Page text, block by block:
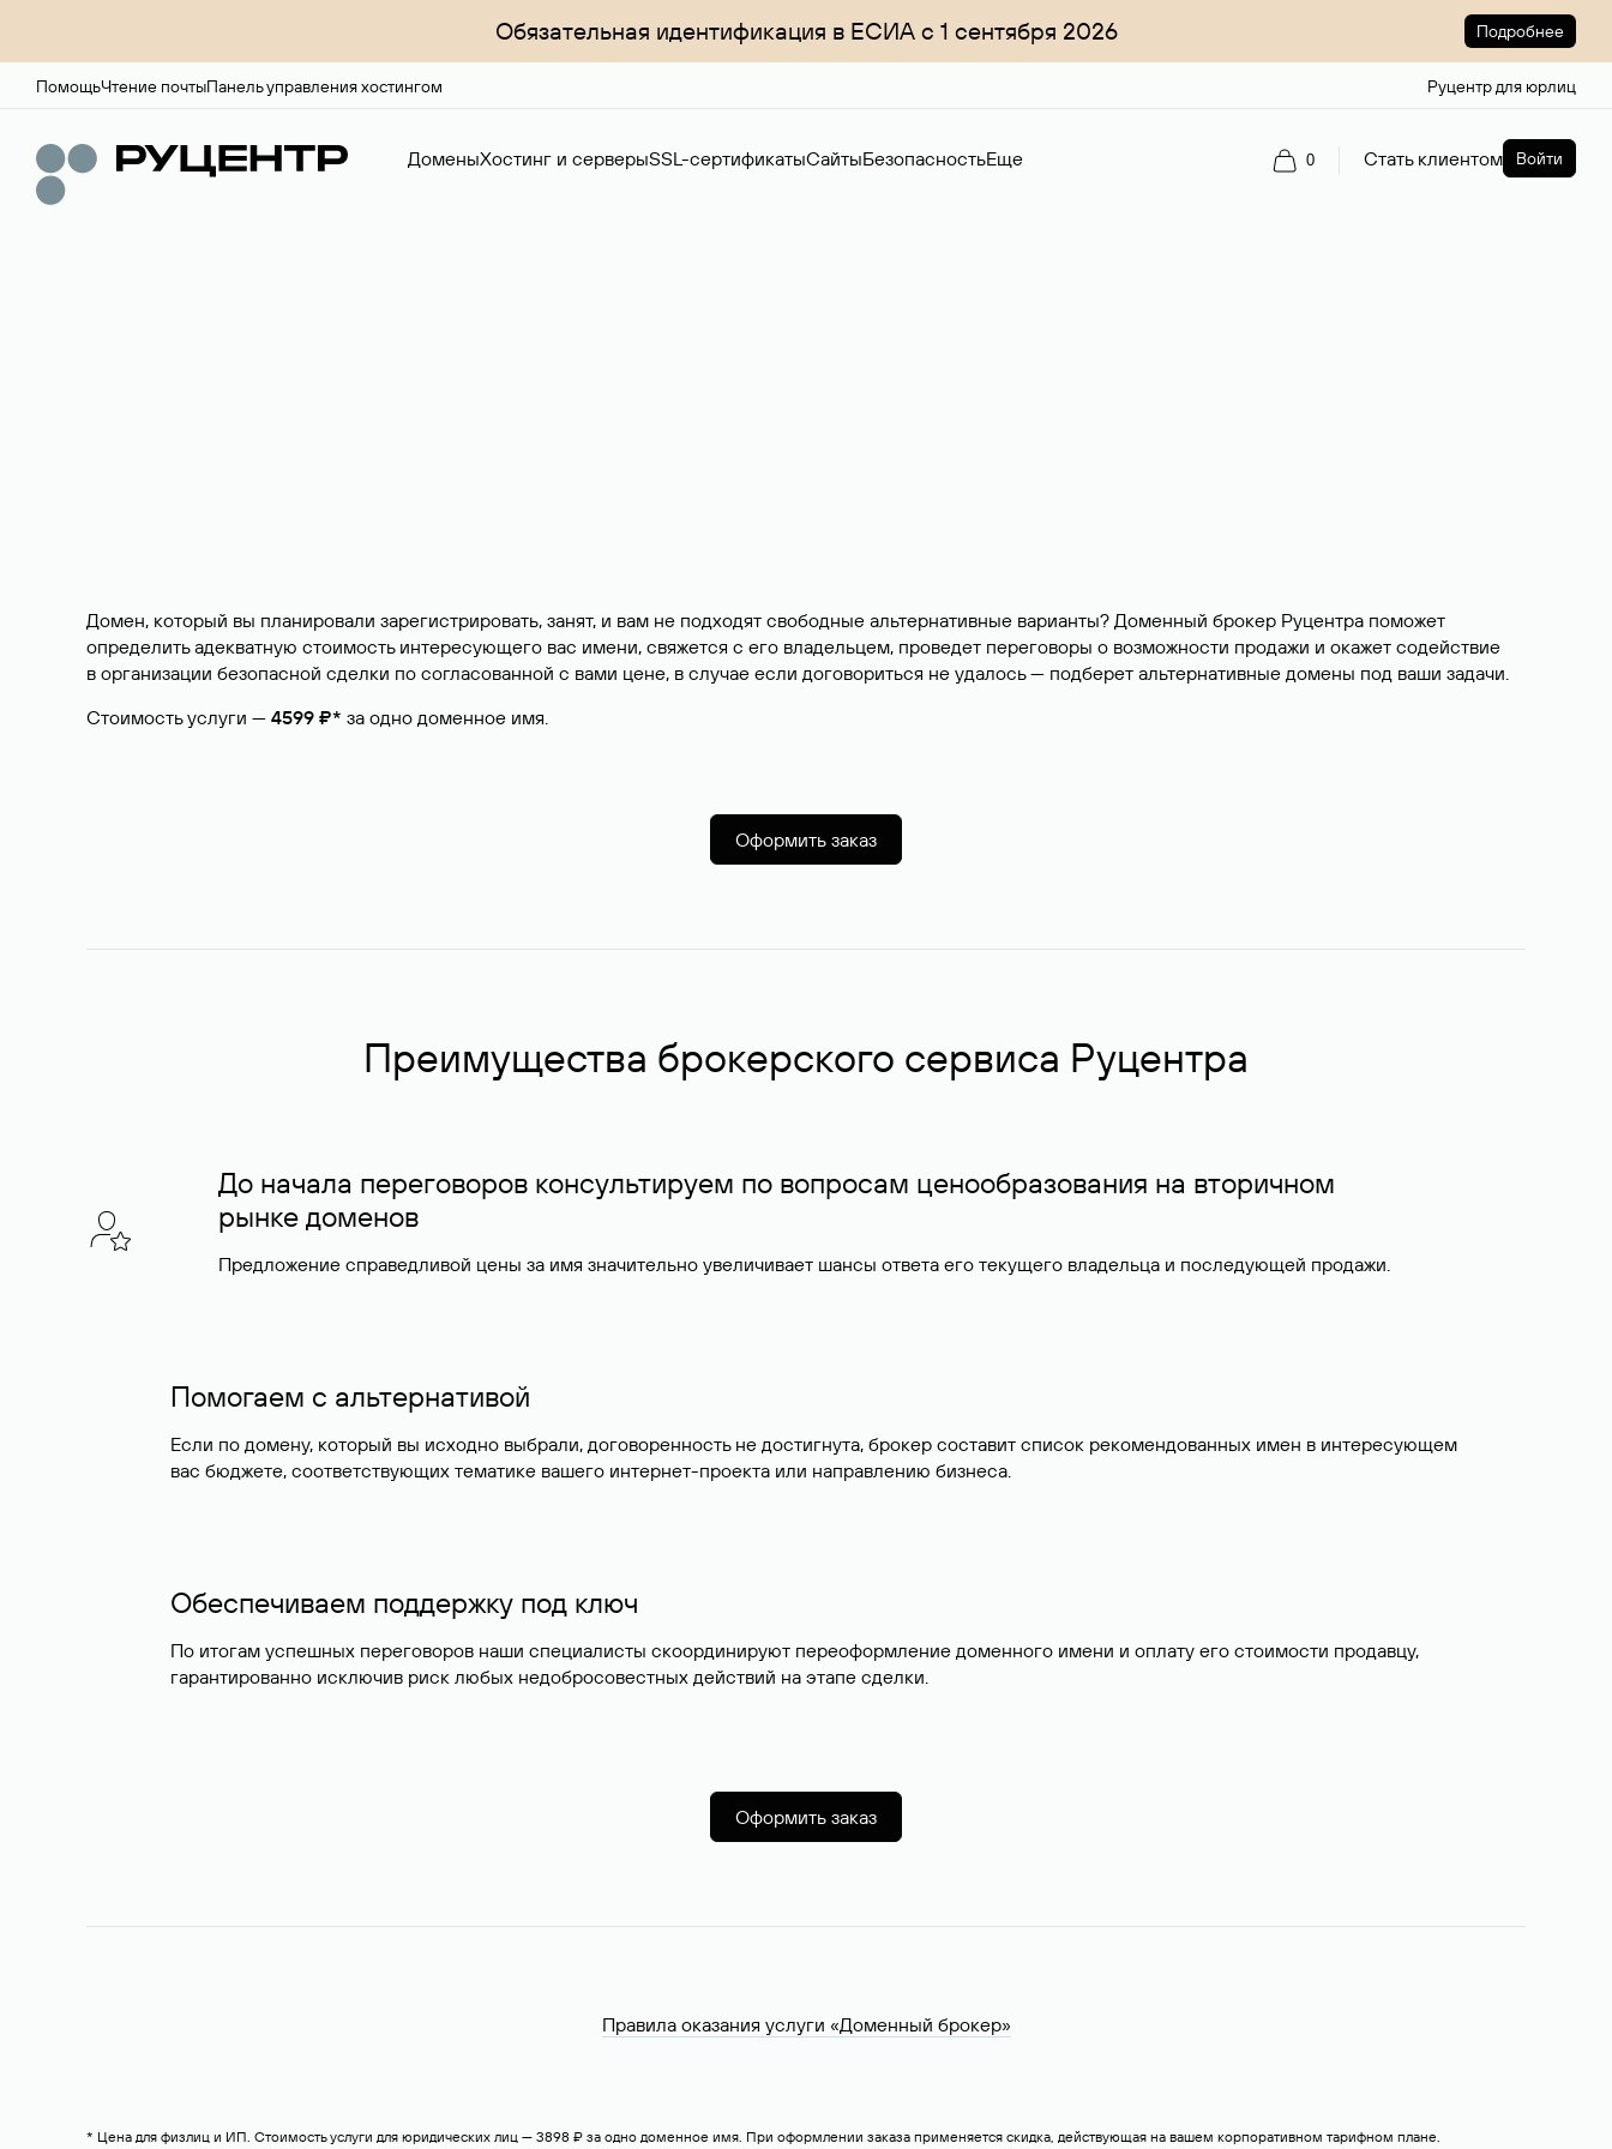
Обязательная идентификация в ЕСИА с 1 сентября 2026 Подробнее
ПомощьЧтение почтыПанель управления хостингом Руцентр для юрлиц
ДоменыХостинг и серверыSSL-сертификатыСайтыБезопасностьЕще 0 Стать клиентом Войти
Домен, который вы планировали зарегистрировать, занят, и вам не подходят свободные альтернативные варианты? Доменный брокер Руцентра поможет
определить адекватную стоимость интересующего вас имени, свяжется с его владельцем, проведет переговоры о возможности продажи и окажет содействие
в организации безопасной сделки по согласованной с вами цене, в случае если договориться не удалось — подберет альтернативные домены под ваши задачи.
Стоимость услуги — 4599 ₽* за одно доменное имя.
Оформить заказ
Преимущества брокерского сервиса Руцентра
До начала переговоров консультируем по вопросам ценообразования на вторичном
рынке доменов
Предложение справедливой цены за имя значительно увеличивает шансы ответа его текущего владельца и последующей продажи.
Помогаем с альтернативой
Если по домену, который вы исходно выбрали, договоренность не достигнута, брокер составит список рекомендованных имен в интересующем
вас бюджете, соответствующих тематике вашего интернет-проекта или направлению бизнеса.
Обеспечиваем поддержку под ключ
По итогам успешных переговоров наши специалисты скоординируют переоформление доменного имени и оплату его стоимости продавцу,
гарантированно исключив риск любых недобросовестных действий на этапе сделки.
Оформить заказ
Правила оказания услуги «Доменный брокер»
* Цена для физлиц и ИП. Стоимость услуги для юридических лиц — 3898 ₽ за одно доменное имя. При оформлении заказа применяется скидка, действующая на вашем корпоративном тарифном плане.